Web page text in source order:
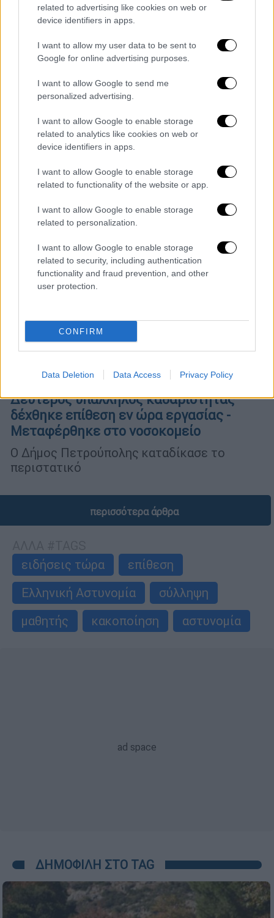
related to advertising like cookies on web or
device identifiers in apps.
I want to allow my user data to be sent to
Google for online advertising purposes.
I want to allow Google to send me
personalized advertising.
I want to allow Google to enable storage
related to analytics like cookies on web or
device identifiers in apps.
I want to allow Google to enable storage
related to functionality of the website or app.
I want to allow Google to enable storage
related to personalization.
I want to allow Google to enable storage
related to security, including authentication
functionality and fraud prevention, and other
user protection.
CONFIRM
Data Deletion Data Access Privacy Policy
Ελλάδα|28.06.2025 19:41
Συνελήφθη 16χρονος που επιτέθηκε με
σουγιά σε 15χρονο μέσα σε αστικό
Σε βάρος του σχηματίστηκε δικογραφία για
απόπειρα ανθρωποκτονίας, συμμετοχή σε
26.06.2025 22:10
Δεύτερος υπάλληλος καθαριότητας
δέχθηκε επίθεση εν ώρα εργασίας -
Μεταφέρθηκε στο νοσοκομείο
Ο Δήμος Πετρούπολης καταδίκασε το
περιστατικό
περισσότερα άρθρα
ειδήσεις τώρα
επίθεση
Ελληνική Αστυνομία
σύλληψη
μαθητής
κακοποίηση αστυνομία
ΔΗΜΟΦΙΛΗ ΣΤΟ TAG